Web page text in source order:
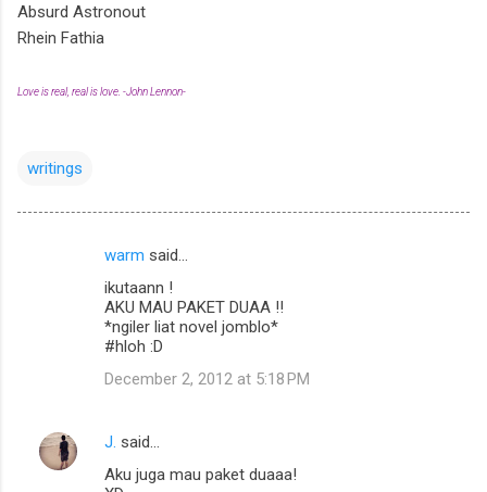
Absurd Astronout
Rhein Fathia
Love is real, real is love. -John Lennon-
writings
t
warm said…
ikutaann !
AKU MAU PAKET DUAA !!
*ngiler liat novel jomblo*
#hloh :D
December 2, 2012 at 5:18 PM
J. said…
Aku juga mau paket duaaa!